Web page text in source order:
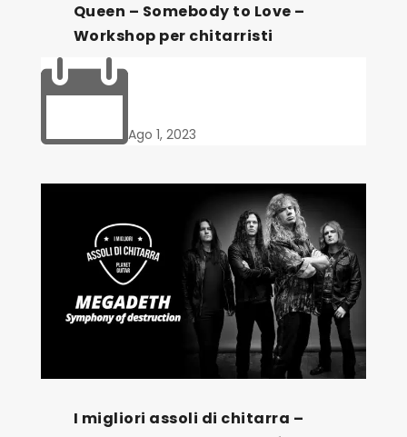
Queen – Somebody to Love –
Workshop per chitarristi
Ago 1, 2023
I migliori assoli di chitarra –